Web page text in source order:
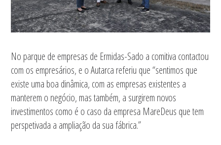
No parque de empresas de Ermidas-Sado a comitiva contactou
com os empresários, e o Autarca referiu que “sentimos que
existe uma boa dinâmica, com as empresas existentes a
manterem o negócio, mas também, a surgirem novos
investimentos como é o caso da empresa MareDeus que tem
perspetivada a ampliação da sua fábrica.”